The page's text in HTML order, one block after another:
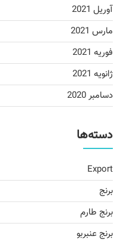
آوریل 2021
مارس 2021
فوریه 2021
ژانویه 2021
دسامبر 2020
دسته‌ها
Export
برنج
برنج طارم
برنج عنبربو